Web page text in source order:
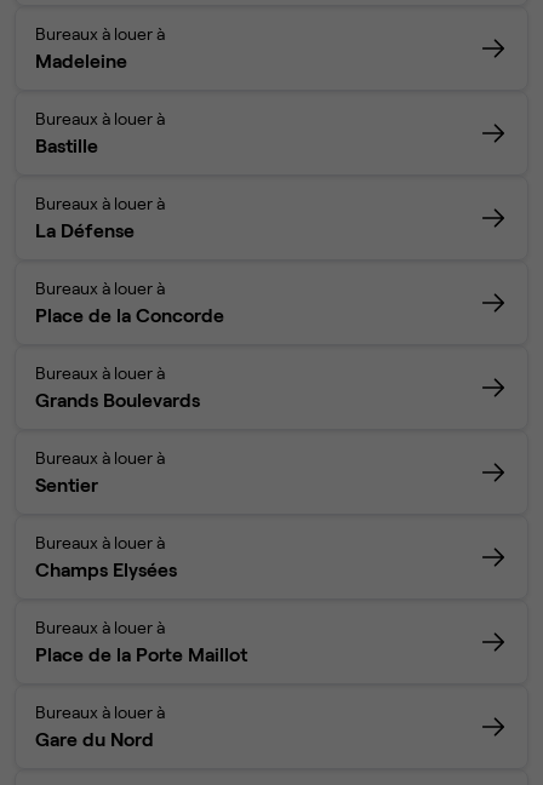
Bureaux à louer à
Madeleine
Bureaux à louer à
Bastille
Bureaux à louer à
La Défense
Bureaux à louer à
Place de la Concorde
Bureaux à louer à
Grands Boulevards
Bureaux à louer à
Sentier
Bureaux à louer à
Champs Elysées
Bureaux à louer à
Place de la Porte Maillot
Bureaux à louer à
Gare du Nord